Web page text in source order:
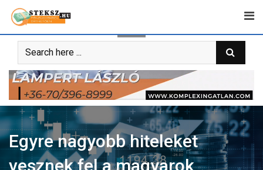
content
Egyre nagyobb hiteleket
vesznek fel a magyarok